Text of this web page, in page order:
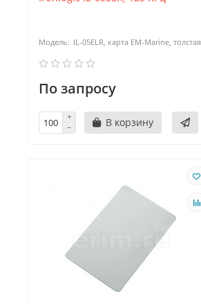
IL-05ELR, карта EM-Marine, толстая
По запросу
В корзину